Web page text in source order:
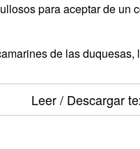
para aceptar de un
de las
Leer / Descargar